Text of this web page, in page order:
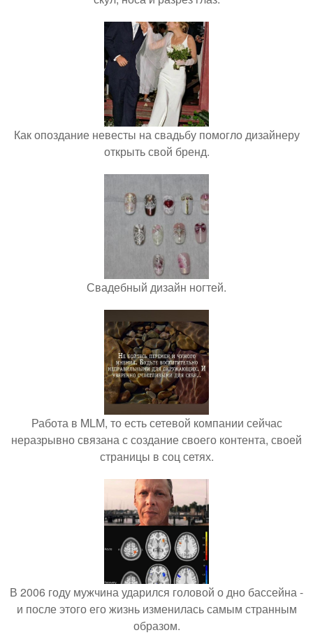
Как опоздание невесты на свадьбу помогло дизайнеру
открыть свой бренд.
Свадебный дизайн ногтей.
Работа в MLM, то есть сетевой компании сейчас
неразрывно связана с создание своего контента, своей
страницы в соц сетях.
В 2006 году мужчина ударился головой о дно бассейна -
и после этого его жизнь изменилась самым странным
образом.